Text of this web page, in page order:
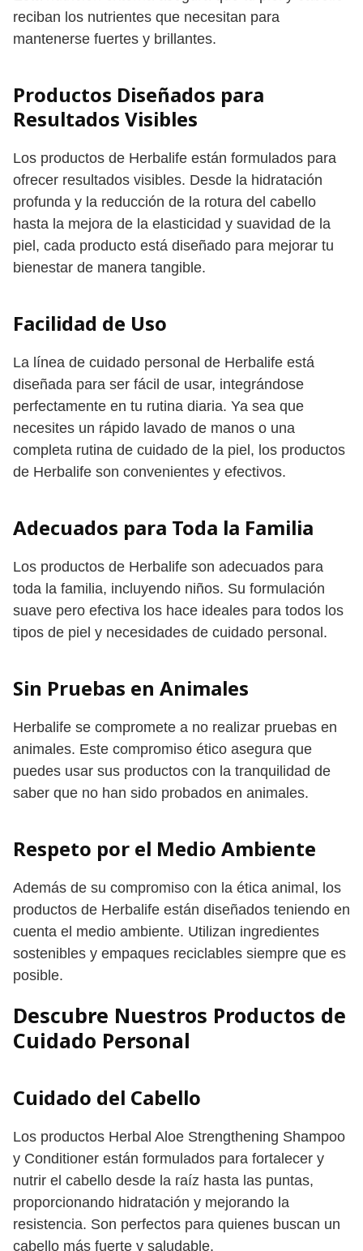
reciban los nutrientes que necesitan para
mantenerse fuertes y brillantes.
Productos Diseñados para
Resultados Visibles
Los productos de Herbalife están formulados para
ofrecer resultados visibles. Desde la hidratación
profunda y la reducción de la rotura del cabello
hasta la mejora de la elasticidad y suavidad de la
piel, cada producto está diseñado para mejorar tu
bienestar de manera tangible.
Facilidad de Uso
La línea de cuidado personal de Herbalife está
diseñada para ser fácil de usar, integrándose
perfectamente en tu rutina diaria. Ya sea que
necesites un rápido lavado de manos o una
completa rutina de cuidado de la piel, los productos
de Herbalife son convenientes y efectivos.
Adecuados para Toda la Familia
Los productos de Herbalife son adecuados para
toda la familia, incluyendo niños. Su formulación
suave pero efectiva los hace ideales para todos los
tipos de piel y necesidades de cuidado personal.
Sin Pruebas en Animales
Herbalife se compromete a no realizar pruebas en
animales. Este compromiso ético asegura que
puedes usar sus productos con la tranquilidad de
saber que no han sido probados en animales.
Respeto por el Medio Ambiente
Además de su compromiso con la ética animal, los
productos de Herbalife están diseñados teniendo en
cuenta el medio ambiente. Utilizan ingredientes
sostenibles y empaques reciclables siempre que es
posible.
Descubre Nuestros Productos de
Cuidado Personal
Cuidado del Cabello
Los productos Herbal Aloe Strengthening Shampoo
y Conditioner están formulados para fortalecer y
nutrir el cabello desde la raíz hasta las puntas,
proporcionando hidratación y mejorando la
resistencia. Son perfectos para quienes buscan un
cabello más fuerte y saludable.